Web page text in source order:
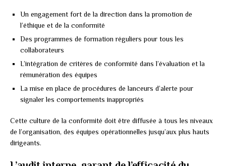
Un engagement fort de la direction dans la promotion de
l’éthique et de la conformité
Des programmes de formation réguliers pour tous les
collaborateurs
L’intégration de critères de conformité dans l’évaluation et la
rémunération des équipes
La mise en place de procédures de lanceurs d’alerte pour
signaler les comportements inappropriés
Cette culture de la conformité doit être diffusée à tous les niveaux
de l’organisation, des équipes opérationnelles jusqu’aux plus hauts
dirigeants.